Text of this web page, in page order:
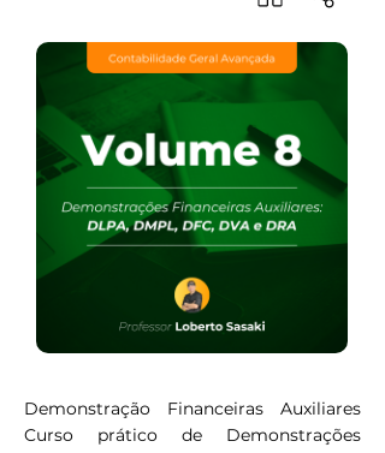
Demonstração Financeiras Auxiliares
Curso prático de Demonstrações